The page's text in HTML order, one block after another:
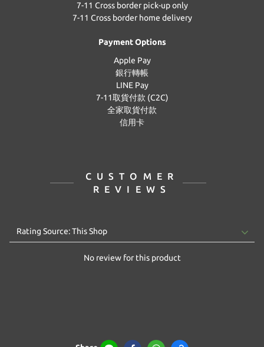
7-11 Cross border pick-up only
7-11 Cross border home delivery
Payment Options
Apple Pay
銀行轉帳
LINE Pay
7-11取貨付款 (C2C)
全家取貨付款
信用卡
CUSTOMER
REVIEWS
No review for this product